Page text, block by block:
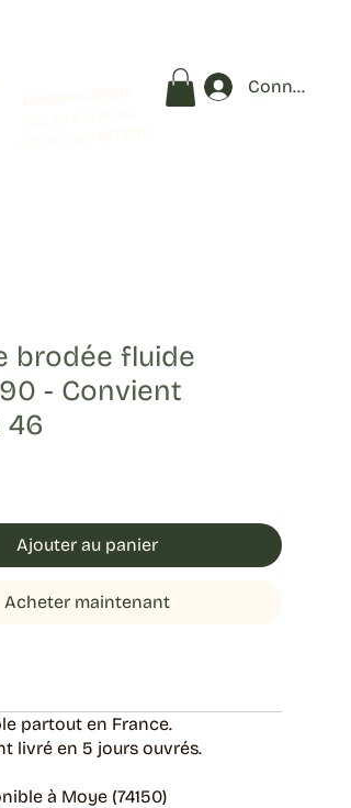
Connexion
brodée fluide
- Convient
46
Ajouter au panier
Acheter maintenant
partout en France.
livré en 5 jours ouvrés.
à Moye (74150)